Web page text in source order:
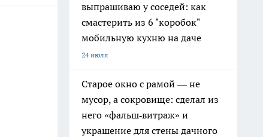
выпрашиваю у соседей: как
смастерить из 6 "коробок"
мобильную кухню на даче
24 июля
Старое окно с рамой — не
мусор, а сокровище: сделал из
него «фальш‑витраж» и
украшение для стены дачного